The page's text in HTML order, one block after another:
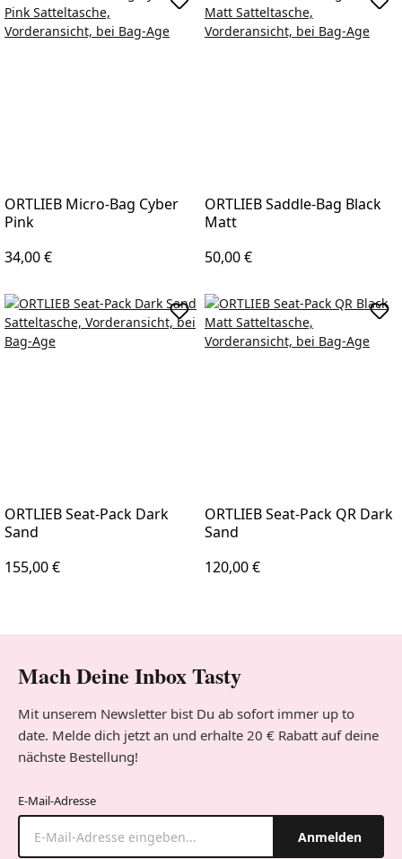
ORTLIEB Micro-Bag Cyber
Pink
Regulärer Preis:
34,00 €
ORTLIEB Saddle-Bag Black
Matt
Regulärer Preis:
50,00 €
ORTLIEB Seat-Pack Dark
Sand
Regulärer Preis:
155,00 €
ORTLIEB Seat-Pack QR Dark
Sand
Regulärer Preis:
120,00 €
Mach Deine Inbox Tasty
Mit unserem Newsletter bist Du ab sofort immer up to
date. Melde dich jetzt an und erhalte 20 € Rabatt auf deine
nächste Bestellung!
E-Mail-Adresse
Anmelden